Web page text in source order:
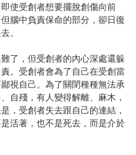
使受創者想要擺脫創傷向前
腦中負責保命的部分，卻日復
。
了，但受創者的內心深處還躲
。受創者會為了自己在受創當
視自己。為了關閉種種無法承
自殘，有人變得解離、麻木，
，受創者失去跟自己的連結，
活著，也不是死去，而是介於